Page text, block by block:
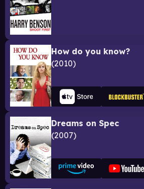
How do you know?
2010
Dreams on Spec
2007